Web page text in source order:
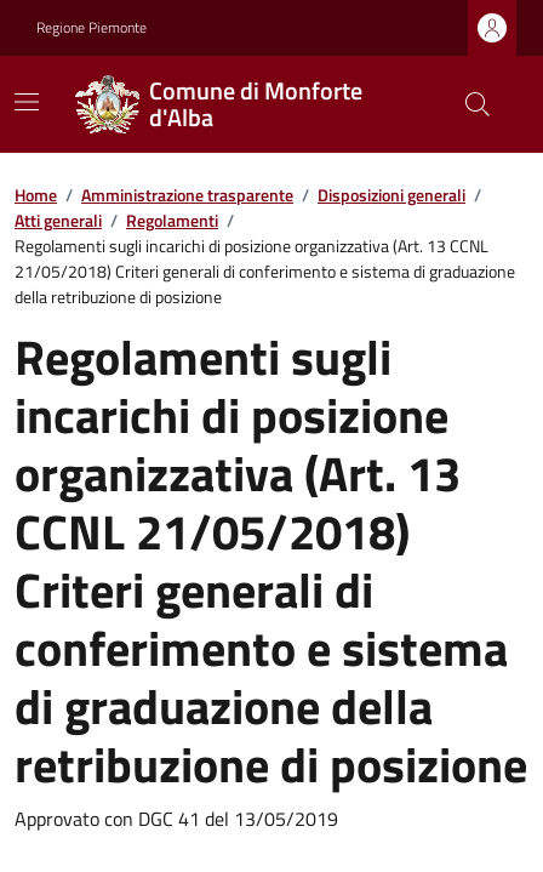
Regione Piemonte
Comune di Monforte
d'Alba
Home / Amministrazione trasparente / Disposizioni generali /
Atti generali / Regolamenti /
Regolamenti sugli incarichi di posizione organizzativa (Art. 13 CCNL
21/05/2018) Criteri generali di conferimento e sistema di graduazione
della retribuzione di posizione
Regolamenti sugli
incarichi di posizione
organizzativa (Art. 13
CCNL 21/05/2018)
Criteri generali di
conferimento e sistema
di graduazione della
retribuzione di posizione
Approvato con DGC 41 del 13/05/2019